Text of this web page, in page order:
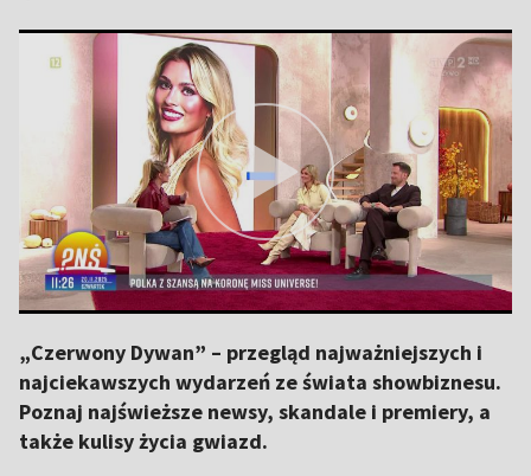
„Czerwony Dywan” – przegląd najważniejszych i
najciekawszych wydarzeń ze świata showbiznesu.
Poznaj najświeższe newsy, skandale i premiery, a
także kulisy życia gwiazd.